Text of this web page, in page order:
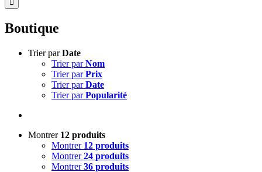
Boutique
Trier parDate
Trier parNom
Trier parPrix
Trier parDate
Trier parPopularité
Montrer 12 produits
Montrer 12 produits
Montrer24 produits
Montrer36 produits